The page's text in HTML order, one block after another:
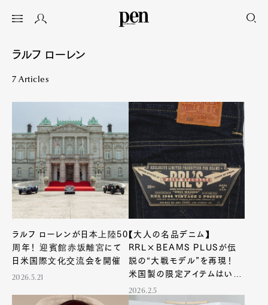
ラルフ ローレン
7 Articles
ラルフ ローレンが日本上陸50
周年！ 迎賓館赤坂離宮にて
日米国際文化交流会を開催
2026.5.21
【大人の名品デニム】
RRL×BEAMS PLUSが伝
説の“大戦モデル”を再現！
米国製の限定アイテムはいま
選ぶべき一生モノ
2026.2.5